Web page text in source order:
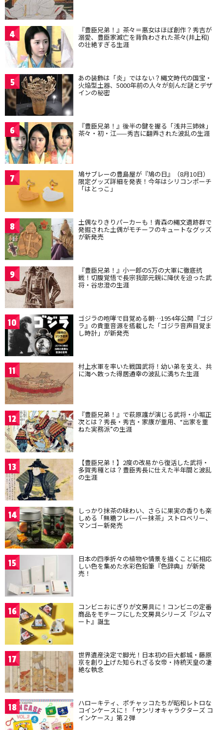
4 『豊臣兄弟！』茶々＝悪女はほぼ創作？秀吉が
溺愛、豊臣家滅亡を背負わされた茶々(井上和)
の壮絶すぎる生涯
5 あの装飾は「炎」ではない？縄文時代の国宝・
火焔型土器、5000年前の人々が刻んだ謎とデザ
インの秘密
6 『豊臣兄弟！』後半の鍵を握る「浅井三姉妹」
茶々・初・江——秀吉に翻弄された波乱の生涯
7 鳩サブレーの豊島屋が『鳩の日』（8月10日）
限定グッズ詳細を発表！今年はシリコンポーチ
「はとっこ」
8 土偶なりきりパーカーも！青森の縄文遺跡群で
発掘された土偶がモチーフのキュートなグッズ
が新発売
9 『豊臣兄弟！』小一郎の5万の大軍に徹底抗
戦！切腹覚悟で長宗我部元親に降伏を迫った武
将・谷忠澄の生涯
10 ゴジラの咆哮で目覚める朝…1954年公開『ゴジ
ラ』の貴重音源を搭載した「ゴジラ音声目覚ま
し時計」が新発売
11 村上水軍を率いた戦国武将！幼い弟を支え、共
に海へ散った得居通幸の波乱に満ちた生涯
12 『豊臣兄弟！』で萩原護が演じる武将・小堀正
次とは？秀長・秀吉・家康が重用、“出家を重
ねた実務派”の生涯
13 【豊臣兄弟！】2度の改易から復活した武将・
多賀秀種とは？豊臣秀長に仕えた半年間と波乱
の生涯
14 しっかり抹茶の味わい、さらに果実の香りも楽
しめる「無糖フレーバー抹茶」ストロベリー、
マンゴー新発売
15 日本の四季折々の植物や情景を描くことに相応
しい色を集めた水彩色鉛筆『色辞典』が新発
売！
16 コンビニおにぎりが文房具に！コンビニの定番
商品をモチーフにした文房具シリーズ『ジムマ
ート』誕生
17 世界遺産決定で脚光！日本初の巨大都城・藤原
京を創り上げた知られざる女帝・持統天皇の凄
絶な執念
18 ハローキティ、ポチャッコたちが昭和レトロな
コインケースに！「サンリオキャラクターズ コ
インケース」第２弾